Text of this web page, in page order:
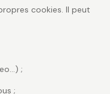
cookies. Il peut
;
;